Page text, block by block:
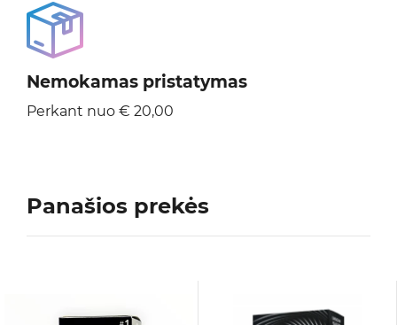
Nemokamas pristatymas
Perkant nuo € 20,00
Panašios prekės